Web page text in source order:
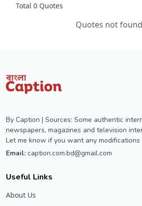
Total 0 Quotes
Quotes not
By Caption | Sources: Some authentic
newspapers, magazines and television
Let me know if you want any modifications
Email: caption.com.bd@gmail.com
Useful Links
About Us